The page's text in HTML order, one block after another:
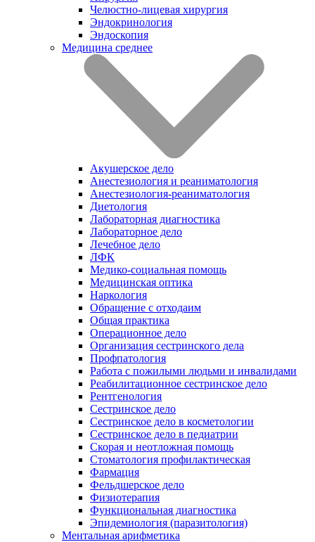
Челюстно-лицевая хирургия
Эндокринология
Эндоскопия
Медицина среднее
Акушерское дело
Анестезиология и реаниматология
Анестезиология-реаниматология
Диетология
Лабораторная диагностика
Лабораторное дело
Лечебное дело
ЛФК
Медико-социальная помощь
Медицинская оптика
Наркология
Обращение с отходаим
Общая практика
Операционное дело
Организация сестринского дела
Профпатология
Работа с пожилыми людьми и инвалидами
Реабилитационное сестринское дело
Рентгенология
Сестринское дело
Сестринское дело в косметологии
Сестринское дело в педиатрии
Скорая и неотложная помощь
Стоматология профилактическая
Фармация
Фельдшерское дело
Физиотерапия
Функциональная диагностика
Эпидемиология (паразитология)
Ментальная арифметика